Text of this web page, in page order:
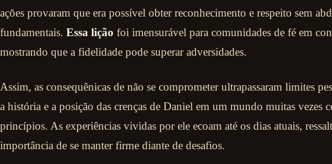
ações provaram que era possível obter reconhecimento e respeito sem
fundamentais. Essa lição foi imensurável para comunidades de fé em
mostrando que a fidelidade pode superar adversidades.
Assim, as consequênicas de não se comprometer ultrapassaram limites
a história e a posição das crenças de Daniel em um mundo muitas vezes
princípios. As experiências vividas por ele ecoam até os dias atuais,
importância de se manter firme diante de desafios.